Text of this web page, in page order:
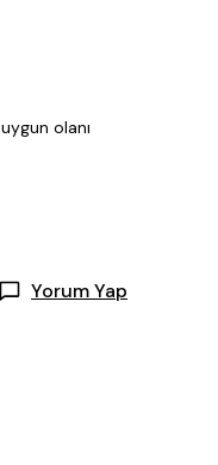
olanı
Yorum Yap